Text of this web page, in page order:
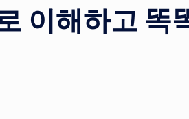
이해하고 똑